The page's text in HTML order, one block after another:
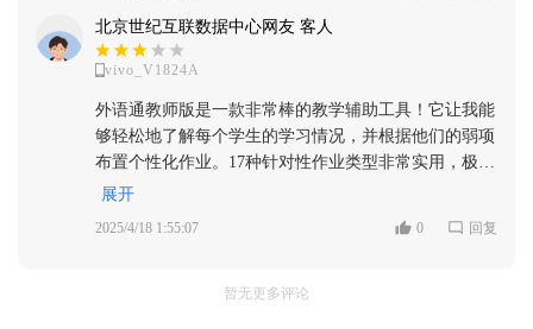
北京世纪互联数据中心网友 客人
vivo_V1824A
外语通教师版是一款非常棒的教学辅助工具！它让我能
够轻松地了解每个学生的学习情况，并根据他们的弱项
布置个性化作业。17种针对性作业类型非常实用，极大
地提高了我的教学效率。学生提交作业后，一键批阅和
展开
2025/4/18 1:55:07 0 回复
暂无更多评论